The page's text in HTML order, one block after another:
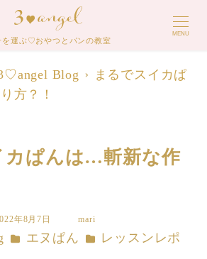
を運ぶ♡おやつとパンの教室
MENU
Blog
まるでスイカぱ
方？！
カぱんは…斬新な作
年8月7日
者
mari
カテゴリー
エヌぱん カテゴリー
レッスンレポ